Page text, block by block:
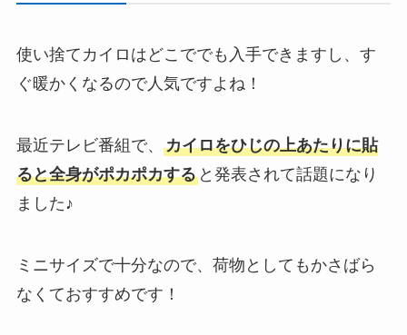
使い捨てカイロはどこででも入手できますし、す
ぐ暖かくなるので人気ですよね！
最近テレビ番組で、 カイロをひじの上あたりに貼
ると全身がポカポカすると発表されて話題になり
ました♪
ミニサイズで十分なので、荷物としてもかさばら
なくておすすめです！